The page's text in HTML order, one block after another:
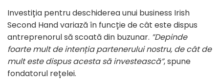
Investiția pentru deschiderea unui business Irish
Second Hand variază în funcție de cât este dispus
antreprenorul să scoată din buzunar. ”Depinde
foarte mult de intenția partenerului nostru, de cât de
mult este dispus acesta să investească”, spune
fondatorul rețelei.